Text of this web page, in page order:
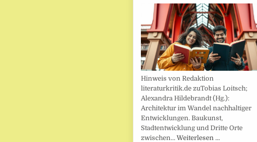
Hinweis von Redaktion
literaturkritik.de zuTobias Loitsch;
Alexandra Hildebrandt (Hg.):
Architektur im Wandel nachhaltiger
Entwicklungen. Baukunst,
Stadtentwicklung und Dritte Orte
zwischen… Weiterlesen …